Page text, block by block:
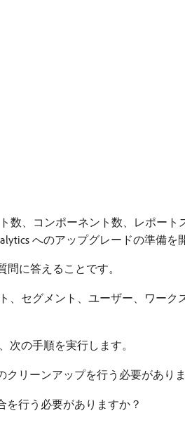
数、コンポーネント数、レポー
へのアップグレードの準備を
問に答えることです。
、セグメント、ユーザー、ワー
次の手順を実行します。
リーンアップを行う必要があり
を行う必要がありますか？